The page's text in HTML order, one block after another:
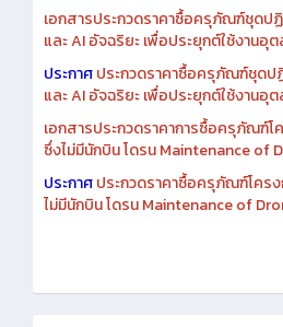
เอกสารประกวดราคาซื้อครุภัณฑ์ชุด
และ AI อัจฉริยะ เพื่อประยุกต์ใช้งานอุ
ประกาศประกวดราคาซื้อครุภัณฑ์ชุด
และ AI อัจฉริยะ เพื่อประยุกต์ใช้งานอุ
เอกสารประกวดราคาการซื้อครุภัณฑ์
ซึ่งไม่มีนักบิน โดรน Maintenance of
ประกาศประกวดราคาซื้อครุภัณฑ์โคร
ไม่มีนักบิน โดรน Maintenance of